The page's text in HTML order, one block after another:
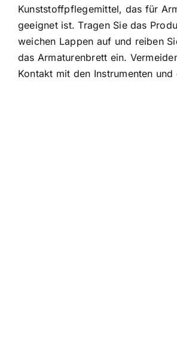
Kunststoffpflegemittel, das für
geeignet ist. Tragen Sie das
weichen Lappen auf und reiben
das Armaturenbrett ein.
Kontakt mit den Instrumenten